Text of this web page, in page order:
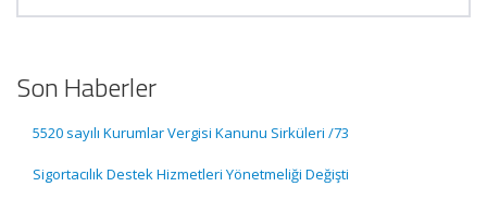
Son Haberler
5520 sayılı Kurumlar Vergisi Kanunu Sirküleri /73
Sigortacılık Destek Hizmetleri Yönetmeliği Değişti